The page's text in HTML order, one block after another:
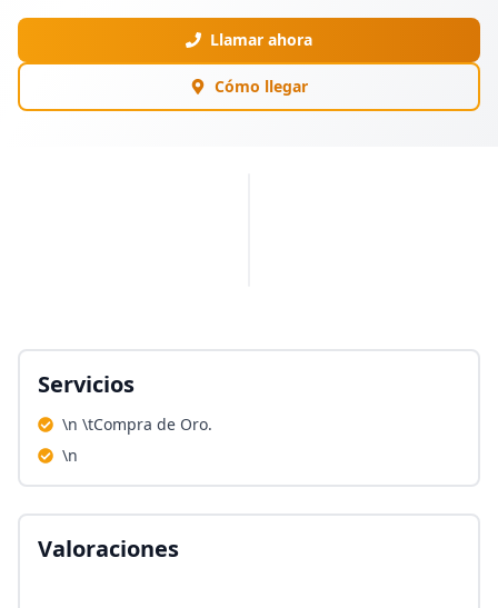
Llamar ahora
Cómo llegar
Servicios
\n \tCompra de Oro.
\n
Valoraciones